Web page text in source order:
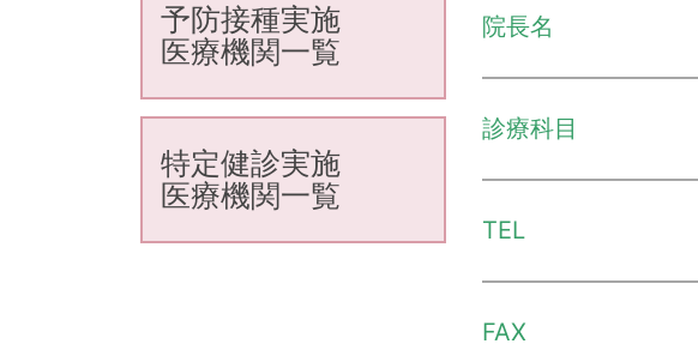
院長名
診療科目
TEL
FAX
予防接種実施
医療機関一覧
特定健診実施
医療機関一覧